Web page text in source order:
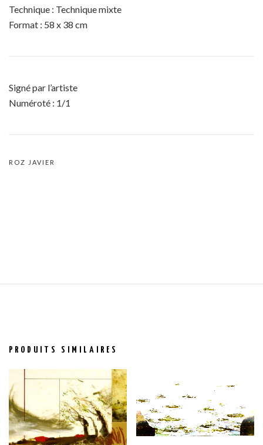
Technique : Technique mixte
Format : 58 x 38 cm
Signé par l’artiste
Numéroté : 1/1
ROZ JAVIER
PRODUITS SIMILAIRES